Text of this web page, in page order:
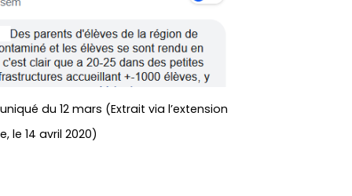
du 12 mars (Extrait via l’extension
le 14 avril 2020)